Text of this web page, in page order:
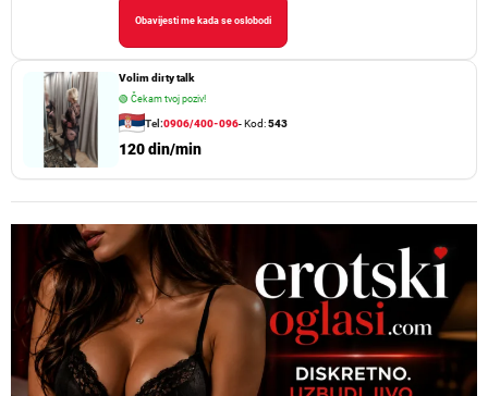
Obavijesti me kada se oslobodi
Volim dirty talk
🟢 Čekam tvoj poziv!
Tel:0906/400-096- Kod:543
120 din/min